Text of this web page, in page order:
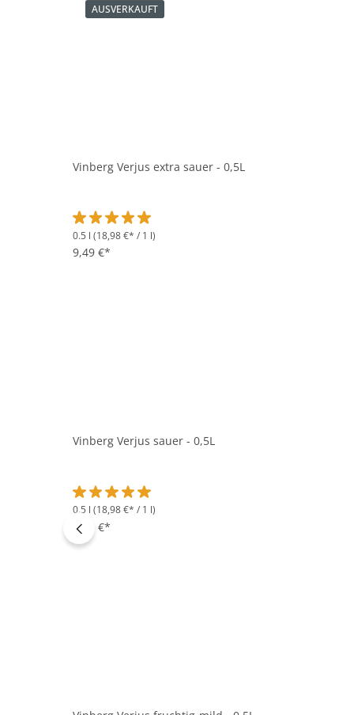
AUSVERKAUFT
Vinberg Verjus extra sauer - 0,5L
Durchschnittliche Bewertung von 5 von 5 Sternen
0.5 l (18,98 €* / 1 l)
9,49 €*
Vinberg Verjus sauer - 0,5L
Durchschnittliche Bewertung von 5 von 5 Sternen
0.5 l (18,98 €* / 1 l)
9,49 €*